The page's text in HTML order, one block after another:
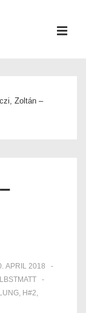
Zoltán –
APRIL 2018
, H#2,